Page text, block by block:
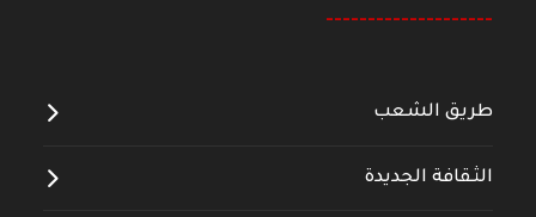
--------------------
طريق الشعب
الثقافة الجديدة